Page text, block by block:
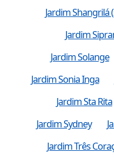
Jardim Shangrilá
Jardim
Jardim Solange
Jardim Sonia Inga
Jardim Sta Rita
Jardim Sydney
Jardim Três